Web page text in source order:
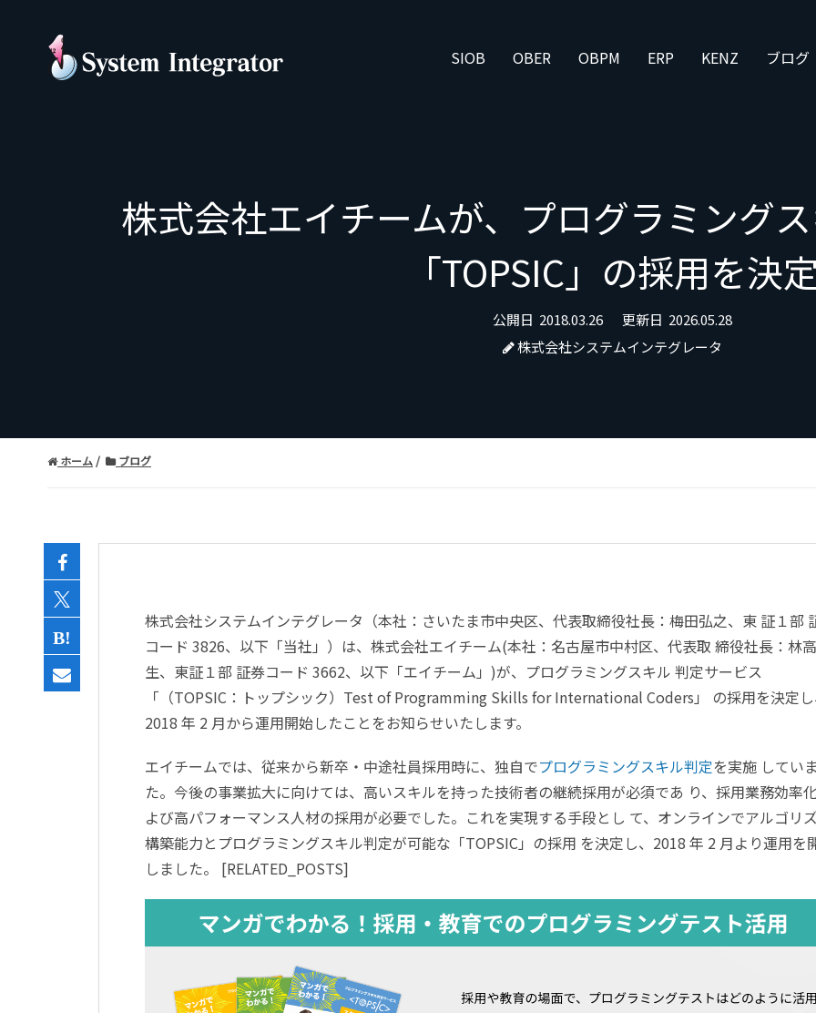
SIOB OBER OBPM ERP KENZ ブログ
株式会社エイチームが、プログラミング
「TOPSIC」の採用を決定
公開日 2018.03.26 更新日 2026.05.28
株式会社システムインテグレータ
ホーム ブログ
株式会社システムインテグレータ（本社：さいたま市中央区、代表取締役社長：梅田弘之、東 証１部
コード 3826、以下「当社」）は、株式会社エイチーム(本社：名古屋市中村区、代表取 締役社長：林高
生、東証１部 証券コード 3662、以下「エイチーム」)が、プログラミングスキル 判定サービス
「（TOPSIC：トップシック）Test of Programming Skills for International Coders」 の採用を決定し
2018 年 2 月から運用開始したことをお知らせいたします。
エイチームでは、従来から新卒・中途社員採用時に、独自でプログラミングスキル判定を実施 してい
た。今後の事業拡大に向けては、高いスキルを持った技術者の継続採用が必須であ り、採用業務効率
よび高パフォーマンス人材の採用が必要でした。これを実現する手段とし て、オンラインでアルゴリ
構築能力とプログラミングスキル判定が可能な「TOPSIC」の採用 を決定し、2018 年 2 月より運用を
しました。 [RELATED_POSTS]